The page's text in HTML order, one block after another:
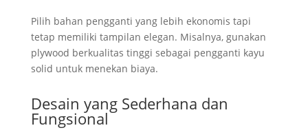
Pilih bahan pengganti yang lebih ekonomis tapi
tetap memiliki tampilan elegan. Misalnya, gunakan
plywood berkualitas tinggi sebagai pengganti kayu
solid untuk menekan biaya.
Desain yang Sederhana dan
Fungsional